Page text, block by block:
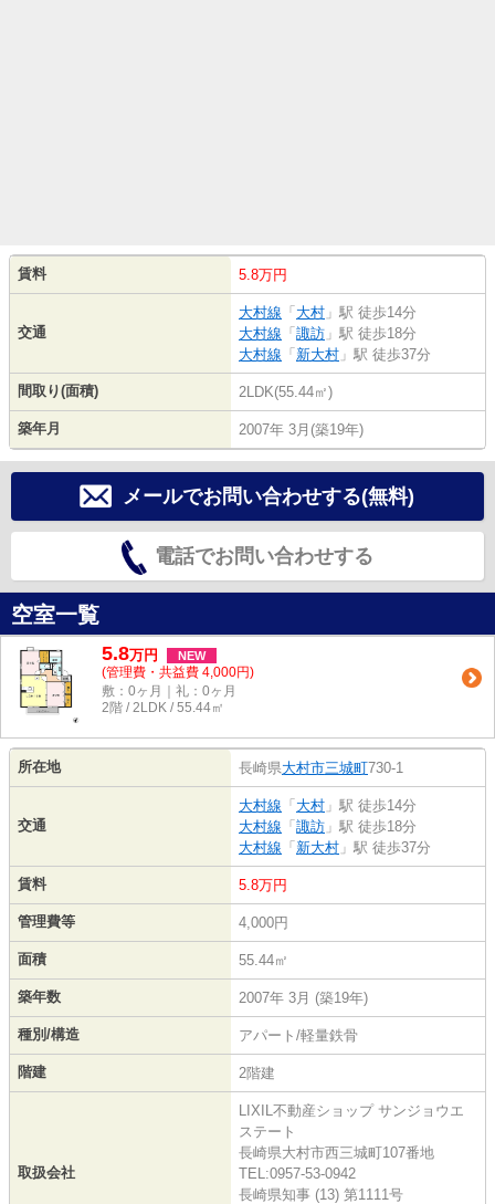
賃料 5.8万円
交通
大村線 「大村 」駅 徒歩14分
大村線 「諏訪 」駅 徒歩18分
大村線 「新大村 」駅 徒歩37分
間取り(面積) 2LDK(55.44㎡)
築年月 2007年 3月(築19年)
メールでお問い合わせする(無料)
電話でお問い合わせする
空室一覧
5.8万円 NEW
(管理費・共益費 4,000円)
敷：0ヶ月｜礼：0ヶ月
2階 / 2LDK / 55.44㎡
所在地 長崎県大村市三城町730-1
交通
大村線 「大村 」駅 徒歩14分
大村線 「諏訪 」駅 徒歩18分
大村線 「新大村 」駅 徒歩37分
賃料 5.8万円
管理費等 4,000円
面積 55.44㎡
築年数 2007年 3月 (築19年)
種別/構造 アパート/軽量鉄骨
階建 2階建
取扱会社
LIXIL不動産ショップ サンジョウエ
ステート
長崎県大村市西三城町107番地
TEL:0957-53-0942
長崎県知事 (13) 第1111号